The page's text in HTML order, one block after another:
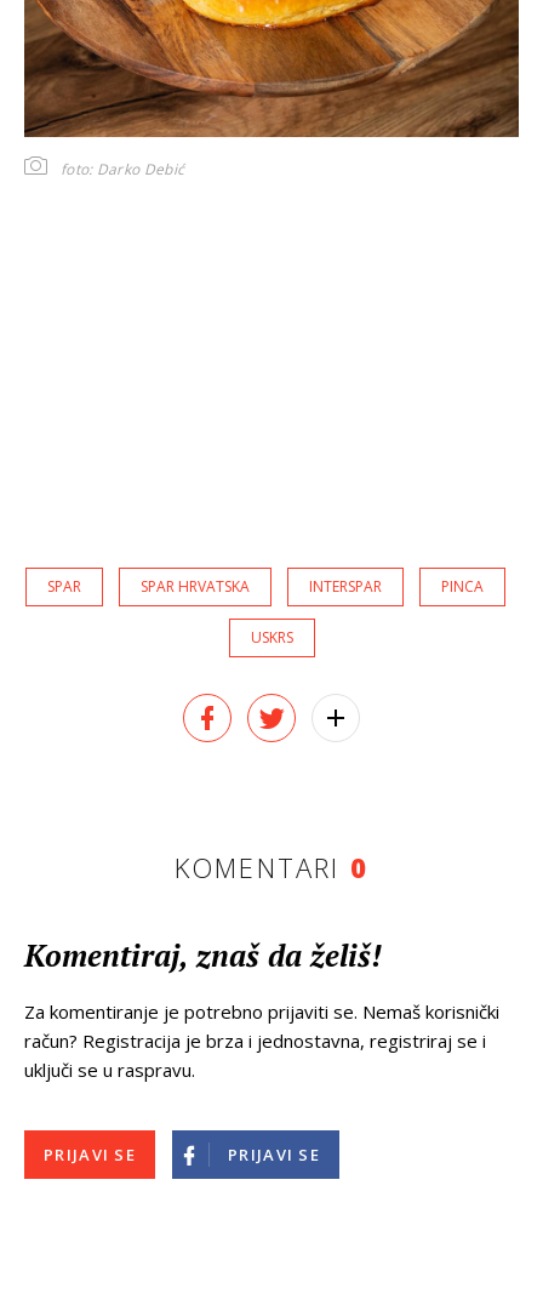
foto: Darko Debić
SPAR SPAR HRVATSKA INTERSPAR PINCA
USKRS
KOMENTARI 0
Komentiraj, znaš da želiš!
Za komentiranje je potrebno prijaviti se. Nemaš korisnički
račun? Registracija je brza i jednostavna, registriraj se i
uključi se u raspravu.
PRIJAVI SE PRIJAVI SE